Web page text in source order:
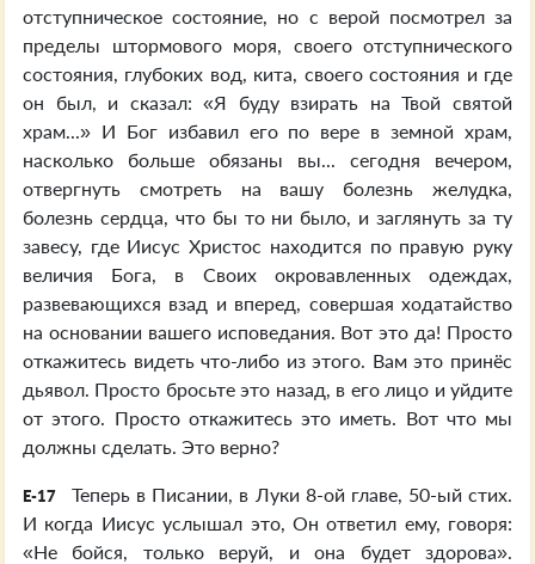
отступническое состояние, но с верой посмотрел за
пределы штормового моря, своего отступнического
состояния, глубоких вод, кита, своего состояния и где
он был, и сказал: «Я буду взирать на Твой святой
храм...» И Бог избавил его по вере в земной храм,
насколько больше обязаны вы... сегодня вечером,
отвергнуть смотреть на вашу болезнь желудка,
болезнь сердца, что бы то ни было, и заглянуть за ту
завесу, где Иисус Христос находится по правую руку
величия Бога, в Своих окровавленных одеждах,
развевающихся взад и вперед, совершая ходатайство
на основании вашего исповедания. Вот это да! Просто
откажитесь видеть что-либо из этого. Вам это принёс
дьявол. Просто бросьте это назад, в его лицо и уйдите
от этого. Просто откажитесь это иметь. Вот что мы
должны сделать. Это верно?
E-17
Теперь в Писании, в Луки 8-ой главе, 50-ый стих.
И когда Иисус услышал это, Он ответил ему, говоря:
«Не бойся, только веруй, и она будет здорова».